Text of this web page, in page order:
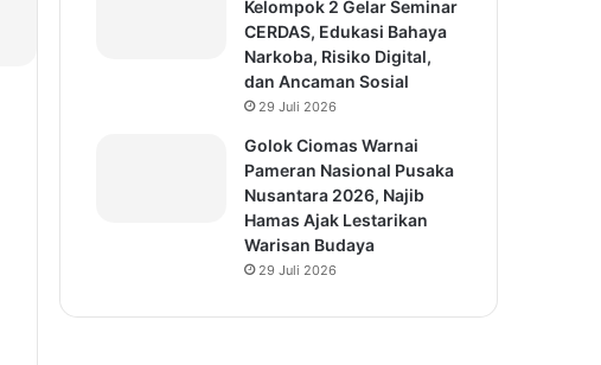
Kelompok 2 Gelar Seminar
CERDAS, Edukasi Bahaya
Narkoba, Risiko Digital,
dan Ancaman Sosial
29 Juli 2026
Golok Ciomas Warnai
Pameran Nasional Pusaka
Nusantara 2026, Najib
Hamas Ajak Lestarikan
Warisan Budaya
29 Juli 2026